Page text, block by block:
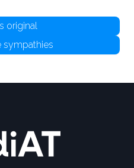
original
sympathies